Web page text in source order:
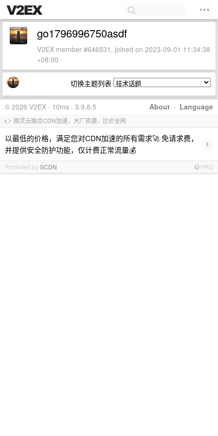
go1796996750asdf
V2EX member #646531, joined on 2023-09-01 11:34:38
+08:00
切换主题列表
About · Language
© 2026 V2EX · 10ms · 3.9.8.5
👉 图灵云融合CDN加速，大厂资源、比价全网
以最低的价格，满足您对CDN加速的所有需求🚀 免请求费，
并提供安全防护功能，仅计费正常流量💰
›
Promoted bySCDN PRO